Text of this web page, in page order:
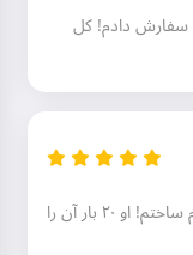
سفارش دادم! کل
یک ویدیوی طبل‌زنی آفریقایی برای تولد شوهرم ساختم! او ۲۰ بار آن را
خواب
🌟